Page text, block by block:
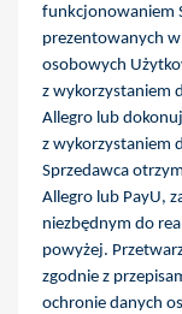
funkcjonowaniem
prezentowanych
osobowych
z wykorzystaniem
Allegro lub
z wykorzystaniem
Sprzedawca
Allegro lub PayU,
niezbędnym do
powyżej.
zgodnie z
ochronie danych